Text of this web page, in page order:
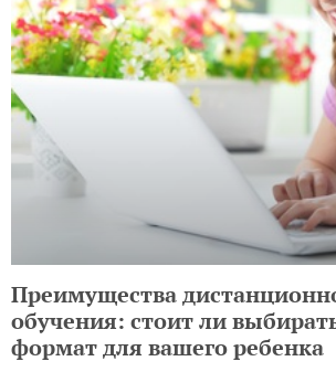
Преимущества
обучения: стоит ли
формат для вашего ребенка